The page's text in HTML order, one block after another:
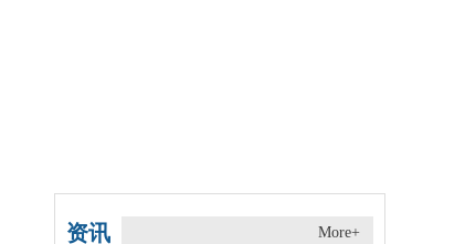
资讯 More+